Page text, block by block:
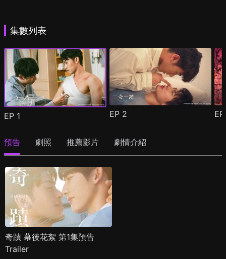
集數列表
EP 1 EP 2
預告 劇照 推薦影片 劇情介紹
奇蹟 幕後花絮 第1集預告
Trailer